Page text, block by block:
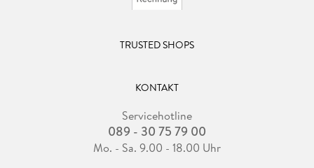
TRUSTED SHOPS
KONTAKT
Servicehotline
089 - 30 75 79 00
Mo. - Sa. 9.00 - 18.00 Uhr